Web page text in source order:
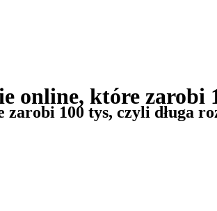
online, które zarobi
100 tys, czyli długa